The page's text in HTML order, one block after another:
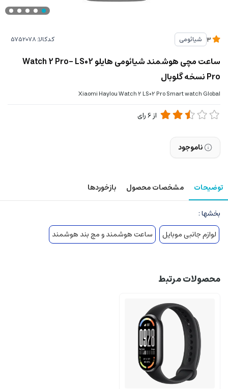
شیائومی کدکالا:
ساعت مچی هوشمند شیائومی هایلو Watch 2 Pro- LS02
Pro نسخه گلوبال
Xiaomi Haylou Watch 2 LS02 Pro Smart watch Global
از6رای
ناموجود
توضیحات مشخصات محصول بازخوردها
بخشها :
لوازم جانبی موبایل
ساعت هوشمند و مچ بند هوشمند
محصولات مرتبط